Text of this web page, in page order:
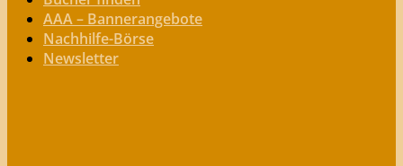
AAA – Bannerangebote
Nachhilfe-Börse
Newsletter